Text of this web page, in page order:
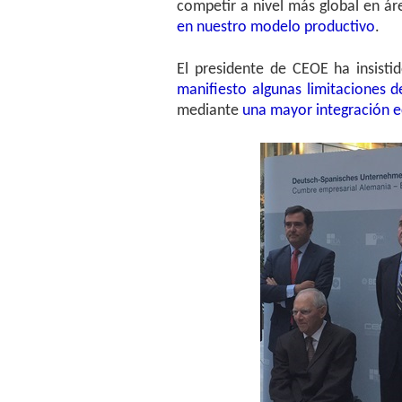
competir a nivel más global en
en nuestro modelo productivo.
El presidente de CEOE ha
manifiesto algunas limitaciones
mediante una mayor integración